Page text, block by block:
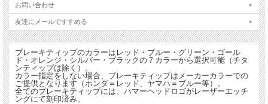
お問い合わせ
友達にメールですすめる
ブレーキティップのカラーはレッド・ブルー・グリーン・ゴール
ド・オレンジ・シルバー・ブラックの７カラーから選択可能（チタ
ンティップは除く）。
カラー指定をしない場合、ブレーキティップはメーカーカラーでの
ご提供となります（ホンダ＝レッド、ヤマハ＝ブルー等）。
全てのブレーキティップには、ハマーヘッドロゴがレーザーエッチ
ングにて刻印済み。